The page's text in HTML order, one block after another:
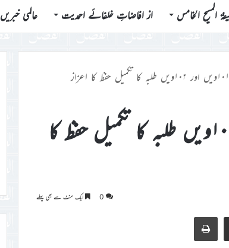
المسیح الخامس از افاضاتِ خلفائے احمدیت عالمی خبریں
مدرسۃ الحفظ گھانا کے ۱۰۱ویں اور ۱۰۲ویں طلبہ کا تکمیل حفظ کا
0 ایک منٹ سے بھی پہلے
Share via Email
Print